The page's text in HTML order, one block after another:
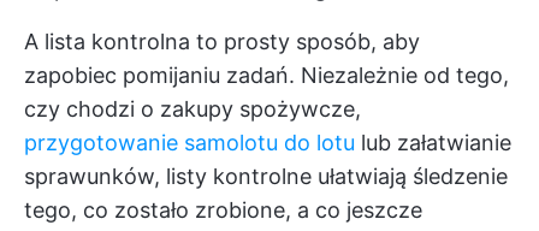
A lista kontrolna to prosty sposób, aby
zapobiec pomijaniu zadań. Niezależnie od tego,
czy chodzi o zakupy spożywcze,
przygotowanie samolotu do lotu lub załatwianie
sprawunków, listy kontrolne ułatwiają śledzenie
tego, co zostało zrobione, a co jeszcze